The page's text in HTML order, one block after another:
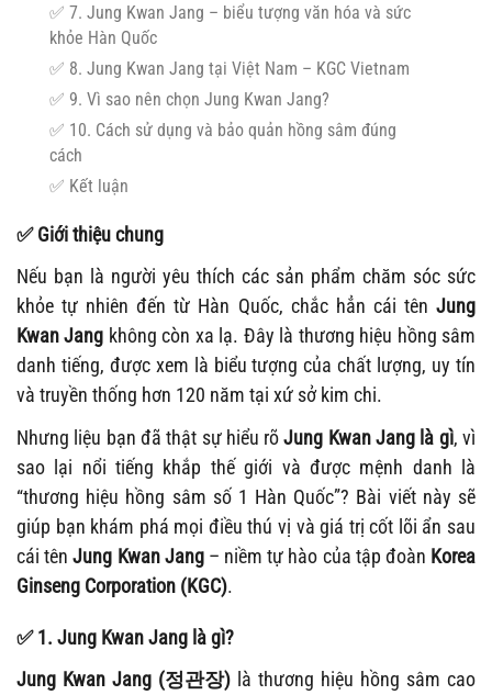
✅ 7. Jung Kwan Jang – biểu tượng văn hóa và sức
khỏe Hàn Quốc
✅ 8. Jung Kwan Jang tại Việt Nam – KGC Vietnam
✅ 9. Vì sao nên chọn Jung Kwan Jang?
✅ 10. Cách sử dụng và bảo quản hồng sâm đúng
cách
✅ Kết luận
✅ Giới thiệu chung
Nếu bạn là người yêu thích các sản phẩm chăm sóc sức
khỏe tự nhiên đến từ Hàn Quốc, chắc hẳn cái tên Jung
Kwan Jang không còn xa lạ. Đây là thương hiệu hồng sâm
danh tiếng, được xem là biểu tượng của chất lượng, uy tín
và truyền thống hơn 120 năm tại xứ sở kim chi.
Nhưng liệu bạn đã thật sự hiểu rõJung Kwan Jang là gì, vì
sao lại nổi tiếng khắp thế giới và được mệnh danh là
“thương hiệu hồng sâm số 1 Hàn Quốc”? Bài viết này sẽ
giúp bạn khám phá mọi điều thú vị và giá trị cốt lõi ẩn sau
cái tênJung Kwan Jang– niềm tự hào của tập đoàn Korea
Ginseng Corporation (KGC).
✅ 1. Jung Kwan Jang là gì?
Jung Kwan Jang (정관장) là thương hiệu hồng sâm cao